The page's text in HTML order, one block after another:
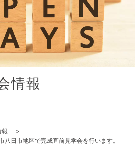
情報
八日市地区で完成直前見学会を行います。